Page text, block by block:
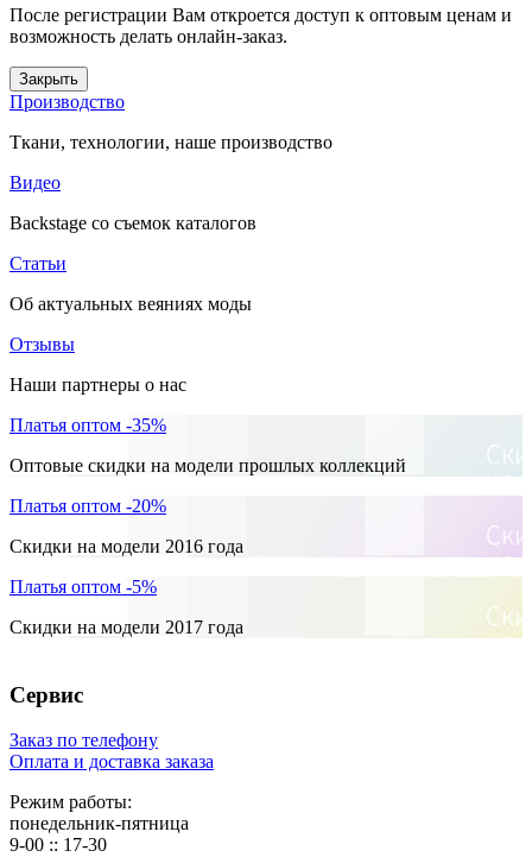
После регистрации Вам откроется доступ к оптовым ценам и
возможность делать онлайн-заказ.
Закрыть
Производство
Ткани, технологии, наше производство
Видео
Backstage со съемок каталогов
Статьи
Об актуальных веяниях моды
Отзывы
Наши партнеры о нас
Платья оптом -35%
Оптовые скидки на модели прошлых коллекций
Платья оптом -20%
Скидки на модели 2016 года
Платья оптом -5%
Скидки на модели 2017 года
Сервис
Заказ по телефону
Оплата и доставка заказа
Режим работы:
понедельник-пятница
9-00 :: 17-30